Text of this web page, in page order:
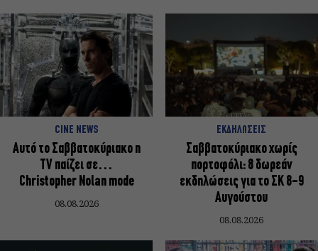
CINE NEWS
Αυτό το Σαββατοκύριακο η
TV παίζει σε…
Christopher Nolan mode
08.08.2026
ΕΚΔΗΛΩΣΕΙΣ
Σαββατοκύριακο χωρίς
πορτοφόλι: 8 δωρεάν
εκδηλώσεις για το ΣΚ 8-9
Αυγούστου
08.08.2026